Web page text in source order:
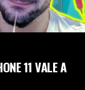
11 VALE A